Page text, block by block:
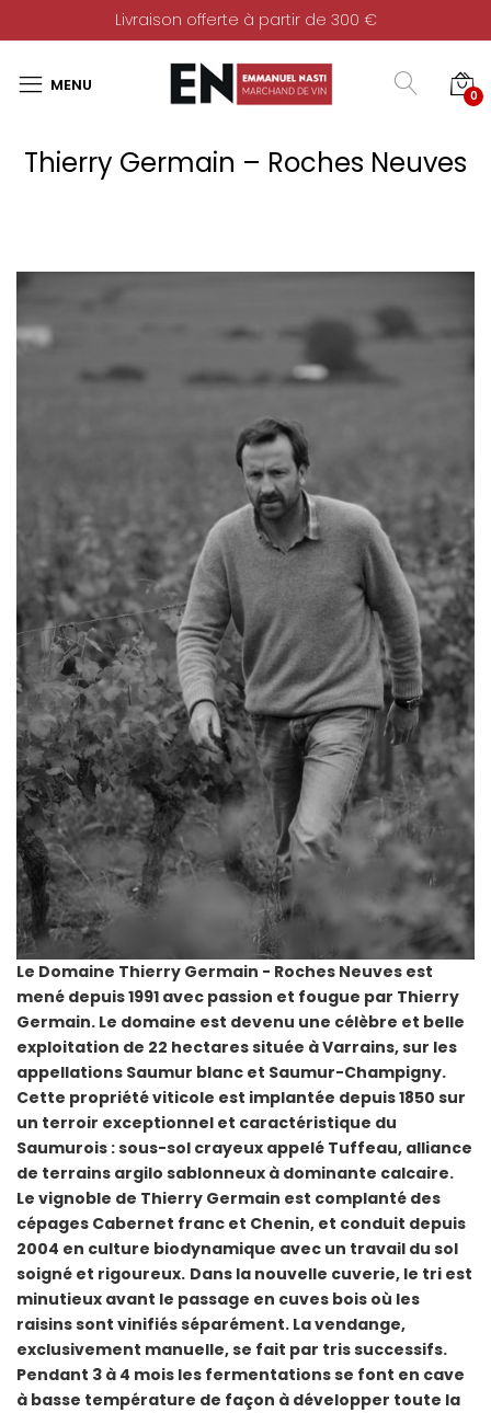
Livraison offerte à partir de 300 €
0
Thierry Germain – Roches Neuves
Le Domaine Thierry Germain - Roches Neuves est
mené depuis 1991 avec passion et fougue par Thierry
Germain. Le domaine est devenu une célèbre et belle
exploitation de 22 hectares située à Varrains, sur les
appellations Saumur blanc et Saumur-Champigny.
Cette propriété viticole est implantée depuis 1850 sur
un terroir exceptionnel et caractéristique du
Saumurois : sous-sol crayeux appelé Tuffeau, alliance
de terrains argilo sablonneux à dominante calcaire.
Le vignoble de Thierry Germain est complanté des
cépages Cabernet franc et Chenin, et conduit depuis
2004 en culture biodynamique avec un travail du sol
soigné et rigoureux. Dans la nouvelle cuverie, le tri est
minutieux avant le passage en cuves bois où les
raisins sont vinifiés séparément. La vendange,
exclusivement manuelle, se fait par tris successifs.
Pendant 3 à 4 mois les fermentations se font en cave
à basse température de façon à développer toute la